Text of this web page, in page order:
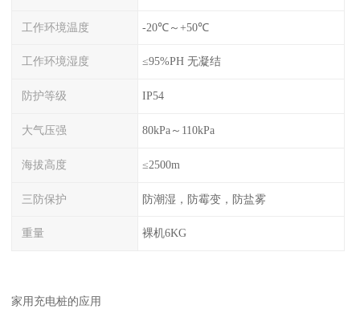
工作环境温度 -20℃～+50℃
工作环境湿度 ≤95%PH 无凝结
防护等级 IP54
大气压强 80kPa～110kPa
海拔高度 ≤2500m
三防保护 防潮湿，防霉变，防盐雾
重量 裸机6KG
家用充电桩的应用